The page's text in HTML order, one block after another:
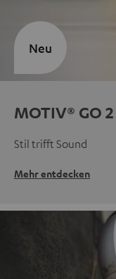
MOTIV® GO 2
Stil trifft Sound
Mehr entdecken
Neu